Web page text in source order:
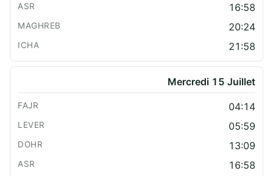
16:58
20:24
21:58
Mercredi 15 Juillet
04:14
05:59
13:09
16:58